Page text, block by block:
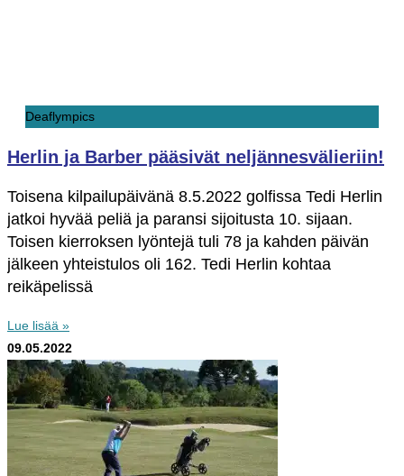
Deaflympics
Herlin ja Barber pääsivät neljännesvälieriin!
Toisena kilpailupäivänä 8.5.2022 golfissa Tedi Herlin
jatkoi hyvää peliä ja paransi sijoitusta 10. sijaan.
Toisen kierroksen lyöntejä tuli 78 ja kahden päivän
jälkeen yhteistulos oli 162. Tedi Herlin kohtaa
reikäpelissä
Lue lisää »
09.05.2022